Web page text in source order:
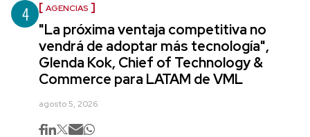
4 AGENCIAS
"La próxima ventaja competitiva no
vendrá de adoptar más tecnología",
Glenda Kok, Chief of Technology &
Commerce para LATAM de VML
agosto 5, 2026